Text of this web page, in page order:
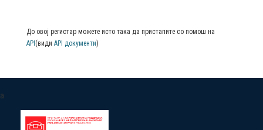
До овој регистар можете исто така да пристапите со помош на
API (види API документи)
a